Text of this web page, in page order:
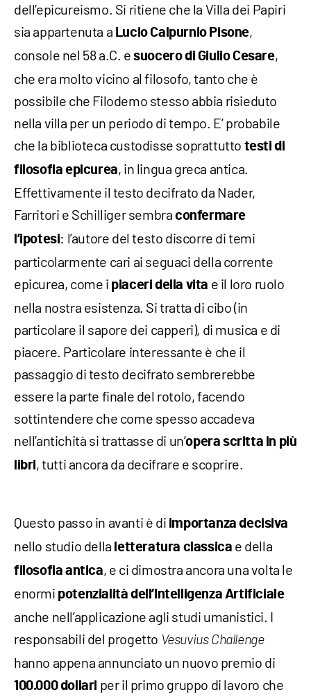
dell’epicureismo. Si ritiene che la Villa dei Papiri
sia appartenuta a Lucio Calpurnio Pisone,
console nel 58 a.C. esuocero di Giulio Cesare,
che era molto vicino al filosofo, tanto che è
possibile che Filodemo stesso abbia risieduto
nella villa per un periodo di tempo. E’ probabile
che la biblioteca custodisse soprattutto testi di
filosofia epicurea, in lingua greca antica.
Effettivamente il testo decifrato da Nader,
Farritori e Schilliger sembraconfermare
l’ipotesi: l’autore del testo discorre di temi
particolarmente cari ai seguaci della corrente
epicurea, come i piaceri della vita e il loro ruolo
nella nostra esistenza. Si tratta di cibo (in
particolare il sapore dei capperi), di musica e di
piacere. Particolare interessante è che il
passaggio di testo decifrato sembrerebbe
essere la parte finale del rotolo, facendo
sottintendere che come spesso accadeva
nell’antichità si trattasse di un’opera scritta in più
libri, tutti ancora da decifrare e scoprire.
Questo passo in avanti è di importanza decisiva
nello studio della letteratura classica e della
filosofia antica, e ci dimostra ancora una volta le
enormi potenzialità dell’Intelligenza Artificiale
anche nell’applicazione agli studi umanistici. I
responsabili del progetto Vesuvius Challenge
hanno appena annunciato un nuovo premio di
100.000 dollari per il primo gruppo di lavoro che